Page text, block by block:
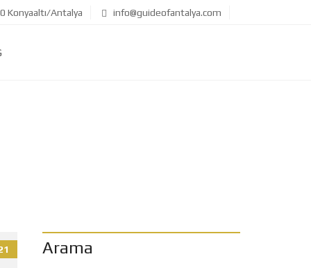
Konyaaltı/Antalya info@guideofantalya.com
Arama